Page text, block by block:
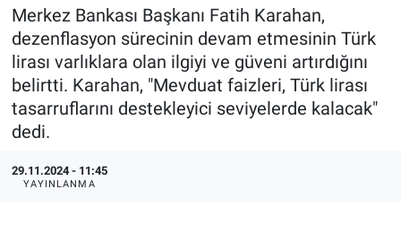
Merkez Bankası Başkanı Fatih Karahan,
dezenflasyon sürecinin devam etmesinin Türk
lirası varlıklara olan ilgiyi ve güveni artırdığını
belirtti. Karahan, "Mevduat faizleri, Türk lirası
tasarruflarını destekleyici seviyelerde kalacak"
dedi.
29.11.2024 - 11:45
YAYINLANMA
Haber Arşivi